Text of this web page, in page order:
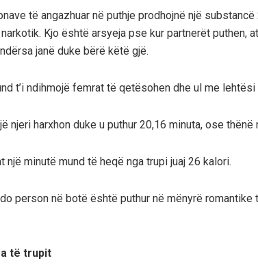
të angazhuar në puthje prodhojnë një
Kjo është arsyeja pse kur partnerët puthen,
janë duke bërë këtë gjë.
t’i ndihmojë femrat të qetësohen dhe ul me
njeri harxhon duke u puthur 20,16 minuta, ose
një minutë mund të heqë nga trupi juaj 26 kalori.
person në botë është puthur në mënyrë romantike
të trupit